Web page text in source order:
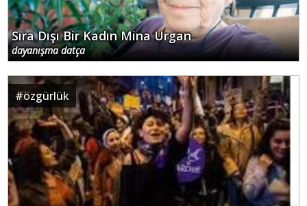
Sıra Dışı Bir Kadın Mina Urgan
dayanışma datça
#özgürlük